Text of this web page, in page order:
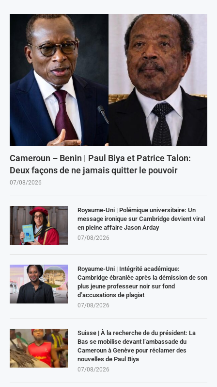
Cameroun – Benin | Paul Biya et Patrice Talon:
Deux façons de ne jamais quitter le pouvoir
07/08/2026
Royaume-Uni | Polémique universitaire: Un
message ironique sur Cambridge devient viral
en pleine affaire Jason Arday
07/08/2026
Royaume-Uni | Intégrité académique:
Cambridge ébranlée après la démission de son
plus jeune professeur noir sur fond
d’accusations de plagiat
07/08/2026
Suisse | À la recherche de du président: La
Bas se mobilise devant l’ambassade du
Cameroun à Genève pour réclamer des
nouvelles de Paul Biya
07/08/2026